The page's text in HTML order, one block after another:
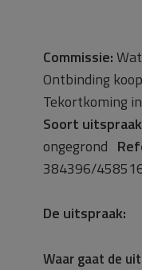
Commissie:
Ontbinding
Tekortkoming
Soort
ongegrond
384396/
De uitspraak:
Waar gaat de